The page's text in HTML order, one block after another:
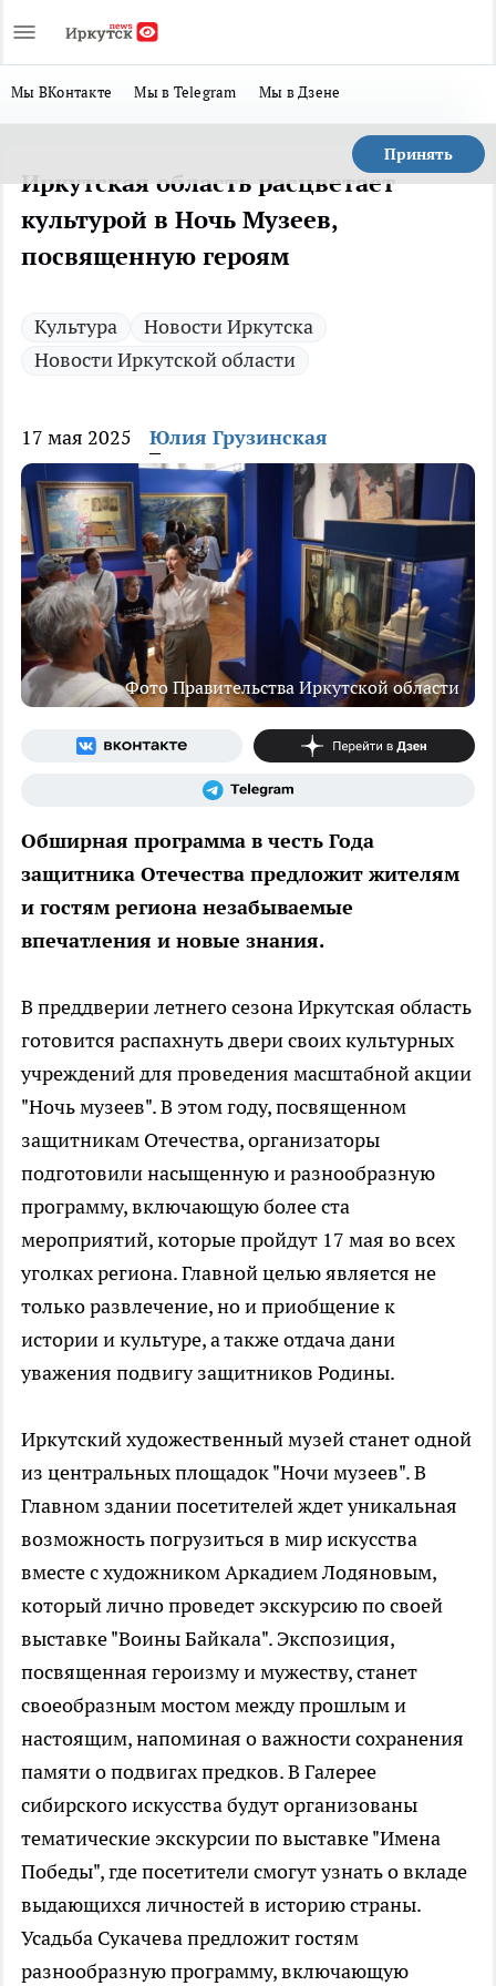
Мы ВКонтакте Мы в Telegram Мы в Дзене
Принять
Иркутская область расцветает
культурой в Ночь Музеев,
посвященную героям
Культура
Новости Иркутска
Новости Иркутской области
17 мая 2025 Юлия Грузинская
Фото Правительства Иркутской области
Обширная программа в честь Года
защитника Отечества предложит жителям
и гостям региона незабываемые
впечатления и новые знания.
В преддверии летнего сезона Иркутская область
готовится распахнуть двери своих культурных
учреждений для проведения масштабной акции
"Ночь музеев". В этом году, посвященном
защитникам Отечества, организаторы
подготовили насыщенную и разнообразную
программу, включающую более ста
мероприятий, которые пройдут 17 мая во всех
уголках региона. Главной целью является не
только развлечение, но и приобщение к
истории и культуре, а также отдача дани
уважения подвигу защитников Родины.
Иркутский художественный музей станет одной
из центральных площадок "Ночи музеев". В
Главном здании посетителей ждет уникальная
возможность погрузиться в мир искусства
вместе с художником Аркадием Лодяновым,
который лично проведет экскурсию по своей
выставке "Воины Байкала". Экспозиция,
посвященная героизму и мужеству, станет
своеобразным мостом между прошлым и
настоящим, напоминая о важности сохранения
памяти о подвигах предков. В Галерее
сибирского искусства будут организованы
тематические экскурсии по выставке "Имена
Победы", где посетители смогут узнать о вкладе
выдающихся личностей в историю страны.
Усадьба Сукачева предложит гостям
разнообразную программу, включающую